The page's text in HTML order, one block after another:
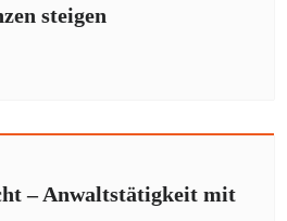
steigen
– Anwaltstätigkeit mit